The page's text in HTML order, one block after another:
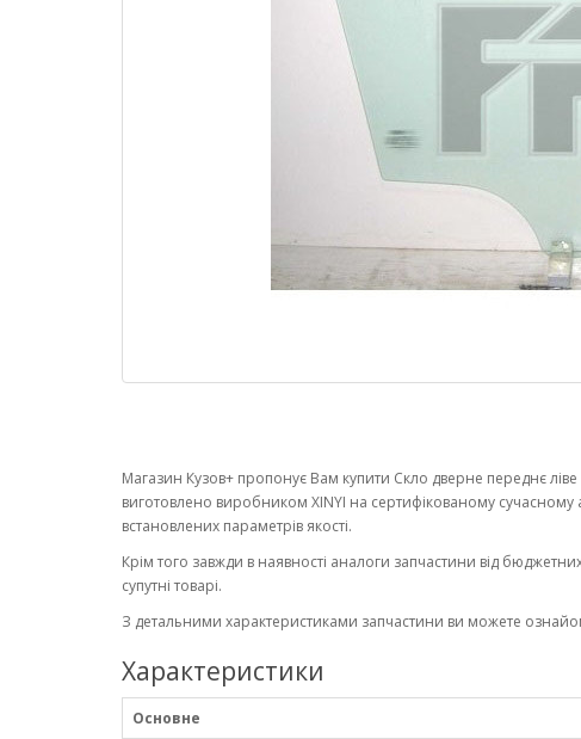
Магазин Кузов+ пропонує Вам купити Скло дверне переднє
виготовлено виробником XINYI на сертифікованому
встановлених параметрів якості.
Крім того завжди в наявності аналоги запчастини від
супутні товарі.
З детальними характеристиками запчастини ви можете
Характеристики
Основне